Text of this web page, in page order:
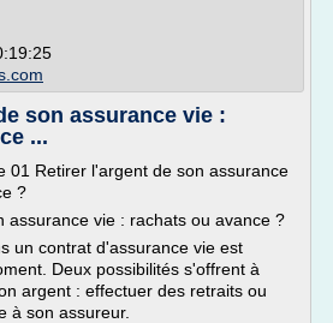
son assurance vie :
...
01 Retirer l'argent de son assurance
?
assurance vie : rachats ou avance ?
un contrat d'assurance vie est
Deux possibilités s'offrent à
argent : effectuer des retraits ou
à son assureur.